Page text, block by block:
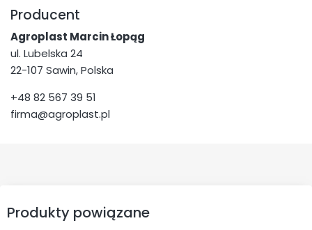
Producent
Agroplast Marcin Łopąg
ul. Lubelska 24
22-107 Sawin, Polska
+48 82 567 39 51
firma@agroplast.pl
Produkty powiązane